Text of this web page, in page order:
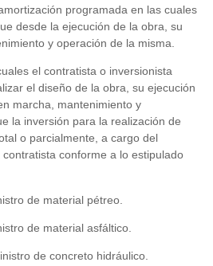
programada en las cuales
desde la ejecución de la obra, su
y operación de la misma.
el contratista o inversionista
el diseño de la obra, su ejecución
marcha, mantenimiento y
la inversión para la realización de
o parcialmente, a cargo del
conforme a lo estipulado
de material pétreo.
de material asfáltico.
de concreto hidráulico.